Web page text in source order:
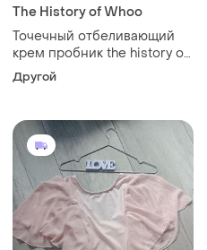
The History of Whoo
Точечный отбеливающий
крем пробник the history of
whoo radiant white ultimate
corrector
Другой